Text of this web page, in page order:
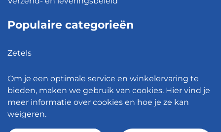
Populaire categorieën
Zetels
Hanglampen
Bureaustoelen
Om je een optimale service en winkelervaring te
bieden, maken we gebruik van cookies. Hier vind je
meer informatie over cookies en hoe je ze kan
weigeren.